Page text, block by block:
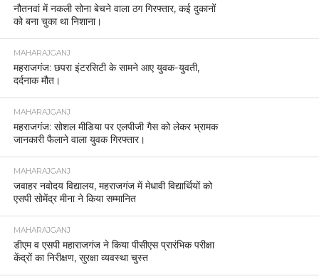
नौतनवां में नकली सोना बेचने वाला ठग गिरफ्तार, कई दुकानों
को बना चुका था निशाना।
MAHARAJGANJ
महराजगंज: छपरा इंटरसिटी के सामने आए युवक-युवती,
दर्दनाक मौत।
MAHARAJGANJ
महराजगंज: सोशल मीडिया पर एलपीजी गैस को लेकर भ्रामक
जानकारी फैलाने वाला युवक गिरफ्तार।
MAHARAJGANJ
जवाहर नवोदय विद्यालय, महराजगंज में मेधावी विद्यार्थियों को
एसपी सोमेंद्र मीना ने किया सम्मानित
MAHARAJGANJ
डीएम व एसपी महाराजगंज ने किया पीसीएस प्रारंभिक परीक्षा
केंद्रों का निरीक्षण, सुरक्षा व्यवस्था चुस्त